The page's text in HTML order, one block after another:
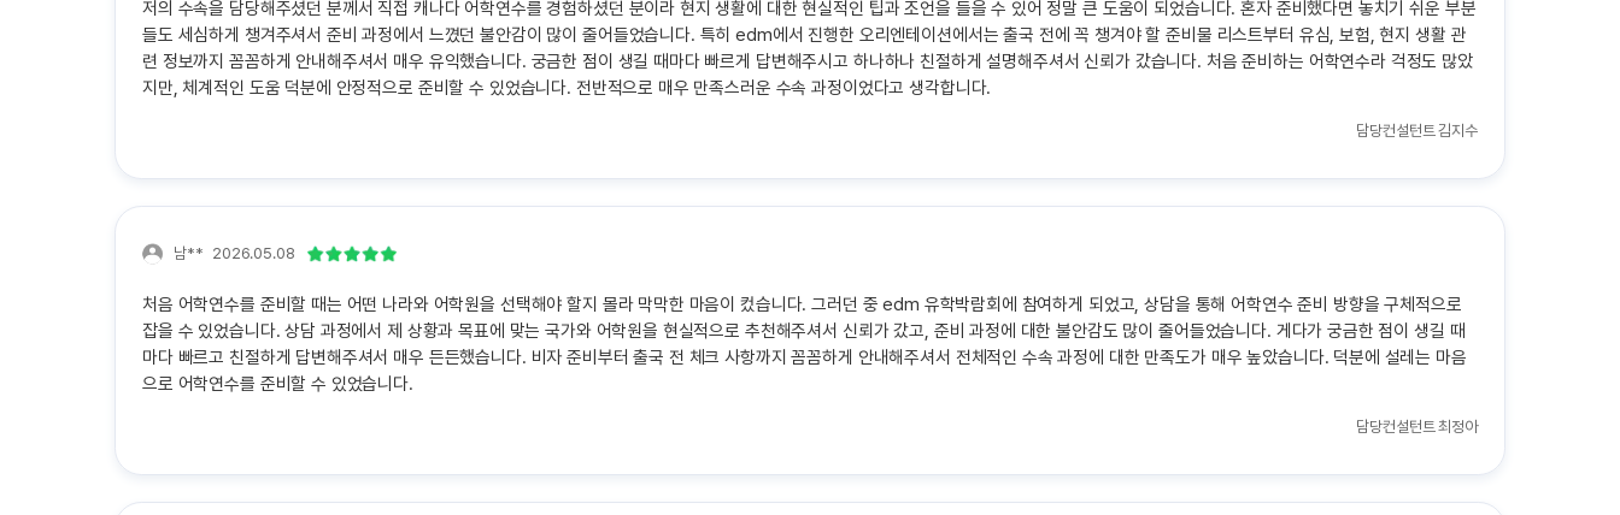
저의 수속을 담당해주셨던 분께서 직접 캐나다 어학연수를 경험하셨던 분이라 현지 생활에 대한 현실적인 팁과 조언을 들을 수 있어 정말 큰 도움이 되었습니다. 혼자 준비했다면 놓치기 쉬운 부분
들도 세심하게 챙겨주셔서 준비 과정에서 느꼈던 불안감이 많이 줄어들었습니다. 특히 edm에서 진행한 오리엔테이션에서는 출국 전에 꼭 챙겨야 할 준비물 리스트부터 유심, 보험, 현지 생활 관
련 정보까지 꼼꼼하게 안내해주셔서 매우 유익했습니다. 궁금한 점이 생길 때마다 빠르게 답변해주시고 하나하나 친절하게 설명해주셔서 신뢰가 갔습니다. 처음 준비하는 어학연수라 걱정도 많았
지만, 체계적인 도움 덕분에 안정적으로 준비할 수 있었습니다. 전반적으로 매우 만족스러운 수속 과정이었다고 생각합니다.
담당컨설턴트김지수
남** 2026.05.08
처음 어학연수를 준비할 때는 어떤 나라와 어학원을 선택해야 할지 몰라 막막한 마음이 컸습니다. 그러던 중 edm 유학박람회에 참여하게 되었고, 상담을 통해 어학연수 준비 방향을 구체적으로
잡을 수 있었습니다. 상담 과정에서 제 상황과 목표에 맞는 국가와 어학원을 현실적으로 추천해주셔서 신뢰가 갔고, 준비 과정에 대한 불안감도 많이 줄어들었습니다. 게다가 궁금한 점이 생길 때
마다 빠르고 친절하게 답변해주셔서 매우 든든했습니다. 비자 준비부터 출국 전 체크 사항까지 꼼꼼하게 안내해주셔서 전체적인 수속 과정에 대한 만족도가 매우 높았습니다. 덕분에 설레는 마음
으로 어학연수를 준비할 수 있었습니다.
담당컨설턴트최정아